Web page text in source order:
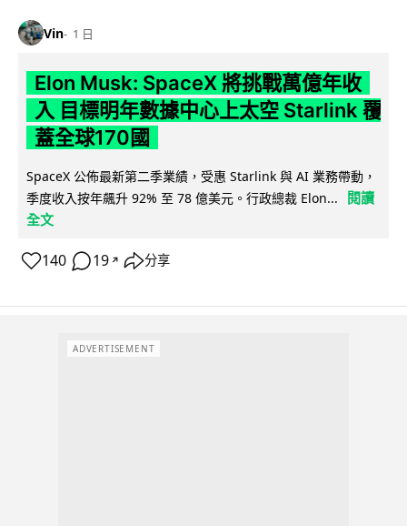
Vin 1 日
Elon Musk: SpaceX 將挑戰萬億年收
入 目標明年數據中心上太空 Starlink 覆
蓋全球170國
SpaceX 公佈最新第二季業績，受惠 Starlink 與 AI 業務帶動，
季度收入按年飆升 92% 至 78 億美元。行政總裁 Elon...
閱讀
全文
140 19 ↗ 分享
ADVERTISEMENT